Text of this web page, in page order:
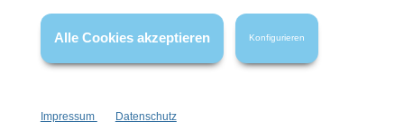
Alle Cookies akzeptieren Konfigurieren
Impressum Datenschutz